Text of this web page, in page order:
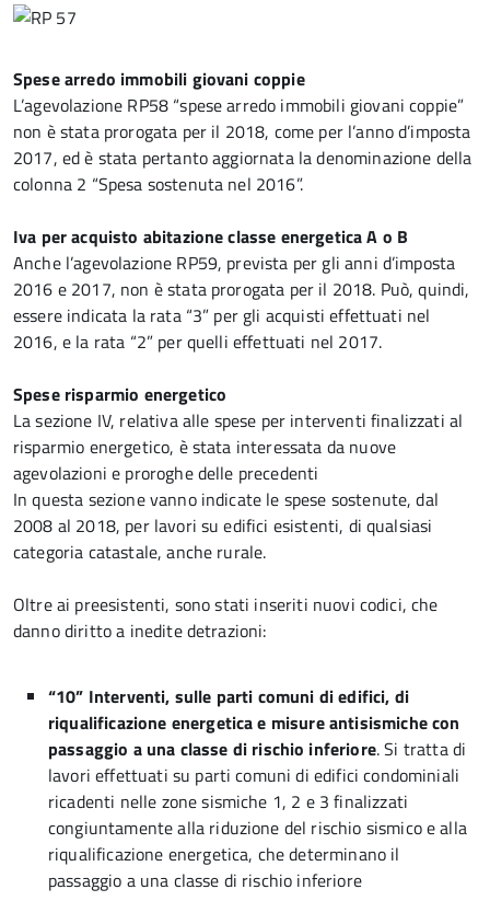
Spese arredo immobili giovani coppie
L’agevolazione RP58 “spese arredo immobili giovani coppie”
non è stata prorogata per il 2018, come per l’anno d’imposta
2017, ed è stata pertanto aggiornata la denominazione della
colonna 2 “Spesa sostenuta nel 2016”.
Iva per acquisto abitazione classe energetica A o B
Anche l’agevolazione RP59, prevista per gli anni d’imposta
2016 e 2017, non è stata prorogata per il 2018. Può, quindi,
essere indicata la rata “3” per gli acquisti effettuati nel
2016, e la rata “2” per quelli effettuati nel 2017.
Spese risparmio energetico
La sezione IV, relativa alle spese per interventi finalizzati al
risparmio energetico, è stata interessata da nuove
agevolazioni e proroghe delle precedenti
In questa sezione vanno indicate le spese sostenute, dal
2008 al 2018, per lavori su edifici esistenti, di qualsiasi
categoria catastale, anche rurale.
Oltre ai preesistenti, sono stati inseriti nuovi codici, che
danno diritto a inedite detrazioni:
“10” Interventi, sulle parti comuni di edifici, di
riqualificazione energetica e misure antisismiche con
passaggio a una classe di rischio inferiore. Si tratta di
lavori effettuati su parti comuni di edifici condominiali
ricadenti nelle zone sismiche 1, 2 e 3 finalizzati
congiuntamente alla riduzione del rischio sismico e alla
riqualificazione energetica, che determinano il
passaggio a una classe di rischio inferiore